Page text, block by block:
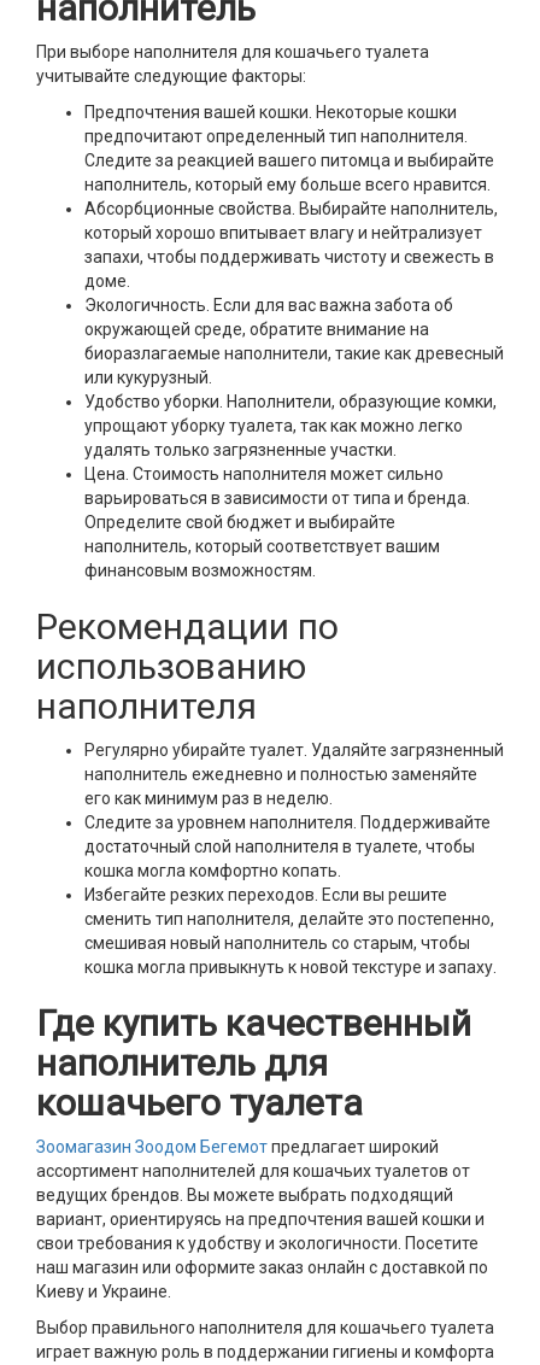
При выборе наполнителя для кошачьего туалета
учитывайте следующие факторы:
Предпочтения вашей кошки. Некоторые кошки
предпочитают определенный тип наполнителя.
Следите за реакцией вашего питомца и выбирайте
наполнитель, который ему больше всего нравится.
Абсорбционные свойства. Выбирайте наполнитель,
который хорошо впитывает влагу и нейтрализует
запахи, чтобы поддерживать чистоту и свежесть в
доме.
Экологичность. Если для вас важна забота об
окружающей среде, обратите внимание на
биоразлагаемые наполнители, такие как древесный
или кукурузный.
Удобство уборки. Наполнители, образующие комки,
упрощают уборку туалета, так как можно легко
удалять только загрязненные участки.
Цена. Стоимость наполнителя может сильно
варьироваться в зависимости от типа и бренда.
Определите свой бюджет и выбирайте
наполнитель, который соответствует вашим
финансовым возможностям.
Рекомендации по
использованию
наполнителя
Регулярно убирайте туалет. Удаляйте загрязненный
наполнитель ежедневно и полностью заменяйте
его как минимум раз в неделю.
Следите за уровнем наполнителя. Поддерживайте
достаточный слой наполнителя в туалете, чтобы
кошка могла комфортно копать.
Избегайте резких переходов. Если вы решите
сменить тип наполнителя, делайте это постепенно,
смешивая новый наполнитель со старым, чтобы
кошка могла привыкнуть к новой текстуре и запаху.
Где купить качественный
наполнитель для
кошачьего туалета
Зоомагазин Зоодом Бегемотпредлагает широкий
ассортимент наполнителей для кошачьих туалетов от
ведущих брендов. Вы можете выбрать подходящий
вариант, ориентируясь на предпочтения вашей кошки и
свои требования к удобству и экологичности. Посетите
наш магазин или оформите заказ онлайн с доставкой по
Киеву и Украине.
Выбор правильного наполнителя для кошачьего туалета
играет важную роль в поддержании гигиены и комфорта